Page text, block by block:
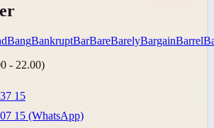
BangBankruptBarBareBarelyBargainBarrel
- 22.00)
15
15 (WhatsApp)